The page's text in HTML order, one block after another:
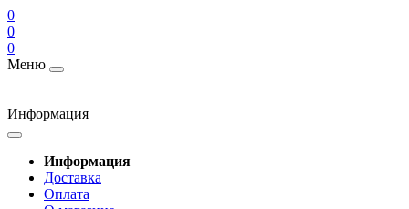
0
0
0
Меню
Информация
Информация
Доставка
Оплата